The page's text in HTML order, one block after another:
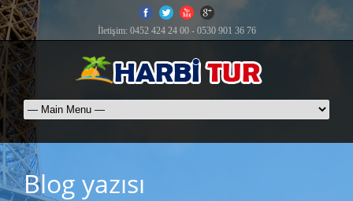
İletişim: 0452 424 24 00 - 0530 901 36 76
Blog yazısı